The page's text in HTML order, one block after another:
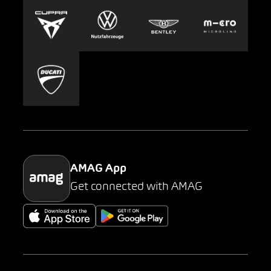
Europcar
Carsharing
Mobility-as-a-Service
Parking
Presse
AMAG App
Get connected with AMAG